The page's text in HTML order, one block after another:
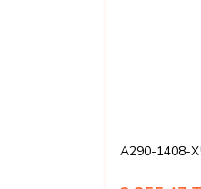
A290-1408-